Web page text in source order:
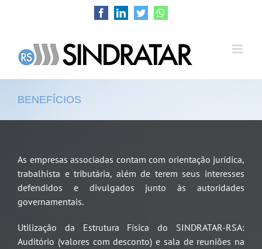
conteúdo
FacebookLinkedIn
Twitter
BENEFÍCIOS
As empresas associadas contam com orientação jurídica,
trabalhista e tributária, além de terem seus interesses
defendidos e divulgados junto às autoridades
governamentais.
Utilização da Estrutura Física do SINDRATAR-RSA:
Auditório (valores com desconto) e sala de reuniões na